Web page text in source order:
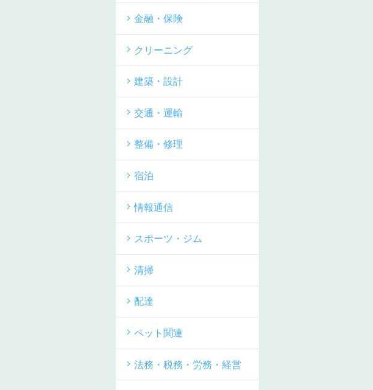
金融・保険
クリーニング
建築・設計
交通・運輸
整備・修理
宿泊
情報通信
スポーツ・ジム
清掃
配達
ペット関連
法務・税務・労務・経営